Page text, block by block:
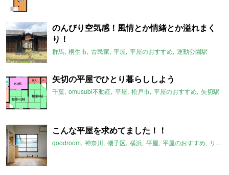
のんびり空気感！風情とか情緒とか溢れまく
り！
群馬 桐生市 古民家 平屋 平屋のおすすめ 運動公園駅
矢切の平屋でひとり暮らししよう
千葉 omusubi不動産 平屋 松戸市 平屋のおすすめ 矢切駅
こんな平屋を求めてました！！
goodroom 神奈川 磯子区 横浜 平屋 平屋のおすすめ リノベーション